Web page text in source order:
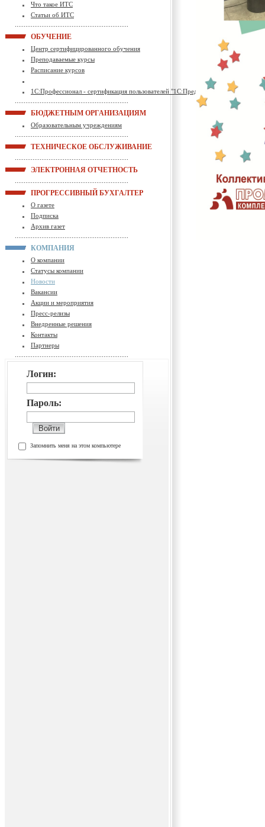
Что такое ИТС
Статьи об ИТС
ОБУЧЕНИЕ
Центр сертифицированного обучения
Преподаваемые курсы
Расписание курсов
1С:Профессионал - сертификация пользователей "1С:Предприятие"
БЮДЖЕТНЫМ ОРГАНИЗАЦИЯМ
Образовательным учреждениям
ТЕХНИЧЕСКОЕ ОБСЛУЖИВАНИЕ
ЭЛЕКТРОННАЯ ОТЧЕТНОСТЬ
ПРОГРЕССИВНЫЙ БУХГАЛТЕР
О газете
Подписка
Архив газет
КОМПАНИЯ
О компании
Статусы компании
Новости
Вакансии
Акции и мероприятия
Пресс-релизы
Внедренные решения
Контакты
Партнеры
Логин:
Пароль:
Запомнить меня на этом компьютере